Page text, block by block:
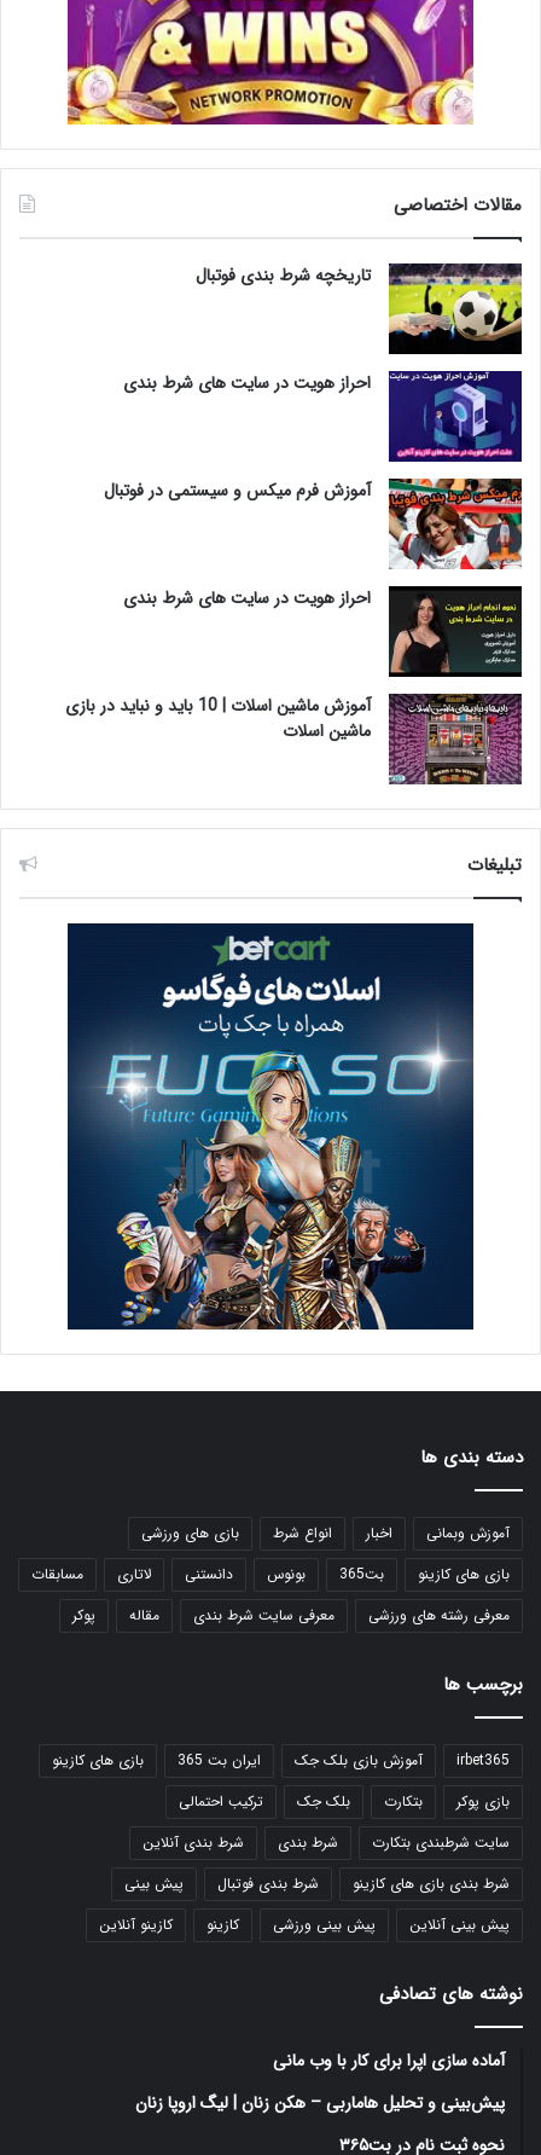
مقالات اختصاصی
تاریخچه شرط بندی فوتبال
احراز هویت در سایت های شرط بندی
آموزش فرم میکس و سیستمی در فوتبال
احراز هویت در سایت های شرط بندی
آموزش ماشین اسلات | 10 باید و نباید در بازی
ماشین اسلات
تبلیغات
دسته بندی ها
آموزش وبمانی اخبار انواع شرط
بازی های ورزشی
بازی های کازینو
بت365 بونوس دانستنی لاتاری
مسابقات
معرفی رشته های ورزشی
معرفی سایت شرط بندی مقاله پوکر
برچسب ها
irbet365 آموزش بازی بلک جک ایران بت 365
بازی های کازینو
بازی پوکر
بتکارت بلک جک
ترکیب احتمالی
سایت شرطبندی بتکارت
شرط بندی
شرط بندی آنلاین
شرط بندی بازی های کازینو
شرط بندی فوتبال
پیش بینی
پیش بینی آنلاین
پیش بینی ورزشی کازینو کازینو آنلاین
نوشته های تصادفی
آماده سازی اپرا برای کار با وب مانی
پیش‌بینی و تحلیل هاماربی – هکن زنان | لیگ اروپا زنان
نحوه ثبت نام در بت۳۶۵